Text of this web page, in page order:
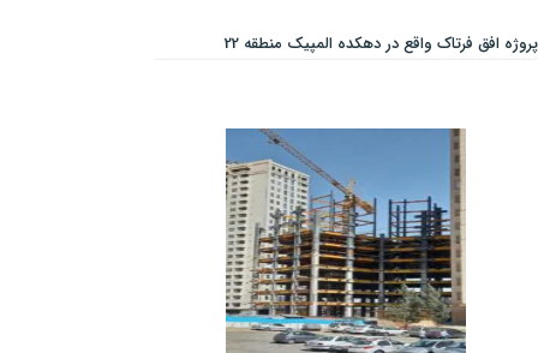
پروژه افق فرتاک واقع در دهکده المپیک منطقه 22